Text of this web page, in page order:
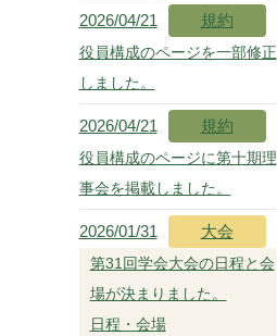
2026/04/21 規約
役員構成のページを一部修正
しました。
2026/04/21 規約
役員構成のページに第十期理
事会を掲載しました。
2026/01/31 大会
第31回学会大会の日程と会
場が決まりました。
日程・会場